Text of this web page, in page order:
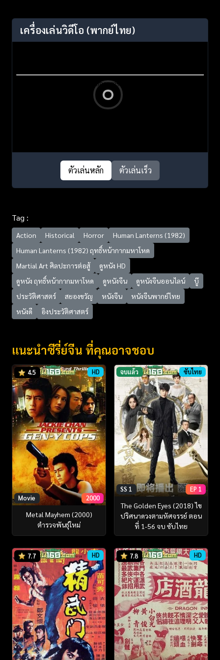
เครื่องเล่นวิดีโอ (พากย์ไทย)
ตัวเล่นหลัก ตัวเล่นเร็ว
Tag :
Action Historical Horror
Human Lanterns (1982)
Human Lanterns (1982) ฤทธิ์หน้ากากมหาโหด
Martial Art ศิลปะการต่อสู้
ดูหนัง HD
ดูหนัง ฤทธิ์หน้ากากมหาโหด
ดูหนังจีน ดูหนังจีนออนไลน์
บู๊
ประวัติศาสตร์
สยองขวัญ หนังจีน
หนังจีนพากย์ไทย
หนังดี
อิงประวัติศาสตร์
แนะนำซีรี่ย์จีน ที่คุณอาจชอบ
4.5 HD
Movie 2000
Metal Mayhem (2000)
ตำรวจพันธุ์ใหม่
จบแล้ว ซับไทย
SS 1 EP 1
The Golden Eyes (2018) ไข
ปริศนาดวงตามหัศจรรย์ ตอน
ที่ 1-56 จบ ซับไทย
7.7 HD 7.8 HD